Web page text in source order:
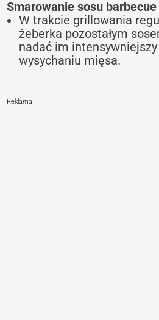
Smarowanie sosu barbecue
W trakcie grillowania
żeberka pozostałym
nadać im
wysychaniu mięsa.
Reklama